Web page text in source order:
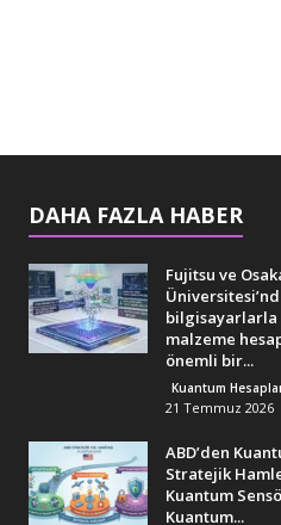
DAHA FAZLA HABER
Fujitsu ve
bilgisayarlarla
malzeme
önemli bir...
Kuantum
21 Temmuz 2026
ABD’den
Stratejik
Kuantum
Kuantum...